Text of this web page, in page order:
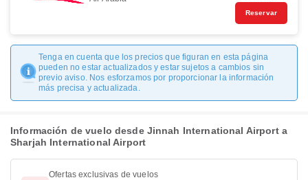
Reservar
Tenga en cuenta que los precios que figuran en esta página
pueden no estar actualizados y estar sujetos a cambios sin
previo aviso. Nos esforzamos por proporcionar la información
más precisa y actualizada.
Información de vuelo desde Jinnah International Airport a
Sharjah International Airport
Ofertas exclusivas de vuelos